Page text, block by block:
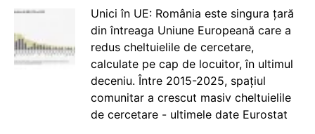
Unici în UE: România este singura țară
din întreaga Uniune Europeană care a
redus cheltuielile de cercetare,
calculate pe cap de locuitor, în ultimul
deceniu. Între 2015-2025, spațiul
comunitar a crescut masiv cheltuielile
de cercetare - ultimele date Eurostat